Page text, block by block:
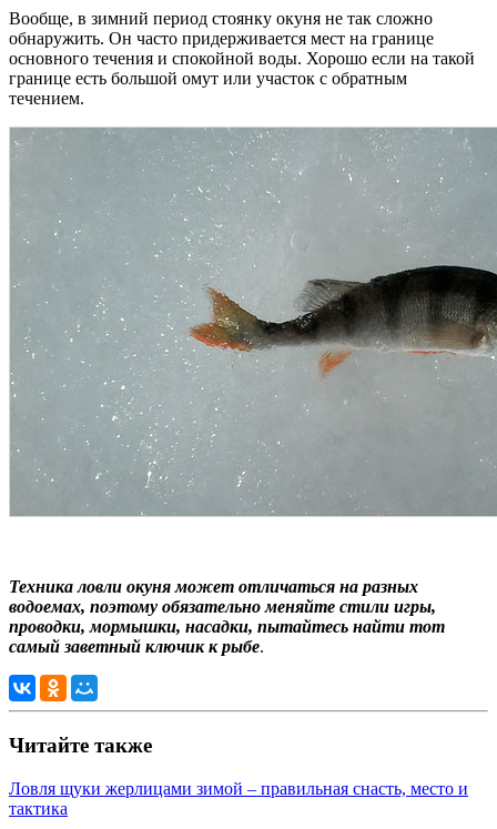
Вообще, в зимний период стоянку окуня не так сложно
обнаружить. Он часто придерживается мест на границе
основного течения и спокойной воды. Хорошо если на такой
границе есть большой омут или участок с обратным
течением.
Техника ловли окуня может отличаться на разных
водоемах, поэтому обязательно меняйте стили игры,
проводки, мормышки, насадки, пытайтесь найти тот
самый заветный ключик к рыбе.
Читайте также
Ловля щуки жерлицами зимой – правильная снасть, место и
тактика